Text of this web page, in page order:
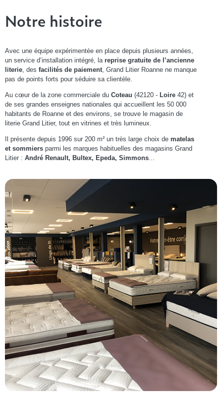
Notre histoire
Avec une équipe expérimentée en place depuis plusieurs années,
un service d’installation intégré, lareprise gratuite de l’ancienne
literie, des facilités de paiement, Grand Litier Roanne ne manque
pas de points forts pour séduire sa clientèle.
Au cœur de la zone commerciale du Coteau (42120 - Loire 42) et
de ses grandes enseignes nationales qui accueillent les 50 000
habitants de Roanne et des environs, se trouve le magasin de
literie Grand Litier, tout en vitrines et très lumineux.
Il présente depuis 1996 sur 200 m² un très large choix de matelas
et sommiers parmi les marques habituelles des magasins Grand
Litier : André Renault, Bultex, Epeda, Simmons...